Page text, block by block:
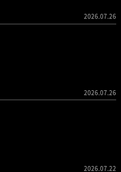
2026.07.26
2026.07.26
2026.07.22